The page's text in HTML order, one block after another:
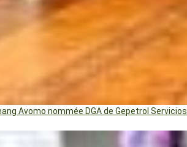
Avomo nommée DGA de Gepetrol Servicios